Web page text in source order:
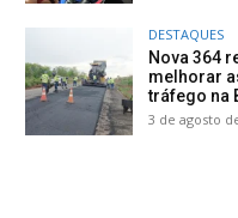
DESTAQUES
Nova 364
melhorar
tráfego na
3 de agosto